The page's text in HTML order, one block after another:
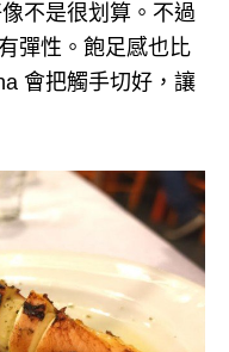
不是很划算。不過
彈性。飽足感也比
會把觸手切好，讓